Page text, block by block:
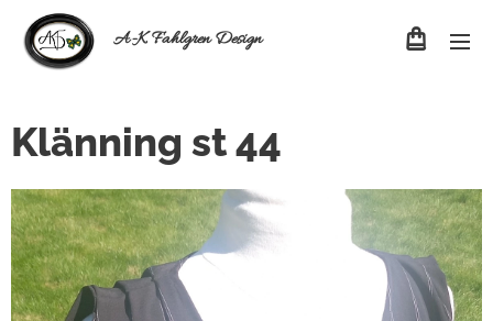
A-K Fahlgren Design
Klänning st 44